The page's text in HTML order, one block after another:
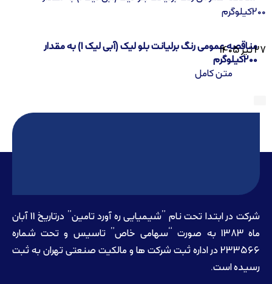
27 تیر 1405
مناقصه عمومی رنگ برلیانت بلو لیک (آبی لیک 1) به مقدار
200کیلوگرم
متن کامل
شرکت در ابتدا تحت نام ”شیمیایی ره آورد تامين” درتاريخ 11 آبان
ماه 1383 به صورت “سهامی خاص” تاسيس و تحت شماره
233566 در اداره ثبت شرکت ها و مالکيت صنعتی تهران به ثبت
رسيده است.